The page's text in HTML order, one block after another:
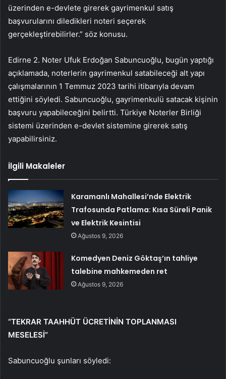
üzerinden e-devlete girerek gayrimenkul satış
başvurularını diledikleri noteri seçerek
gerçekleştirebilirler.” söz konusu.
Edirne 2. Noter Ufuk Erdoğan Sabuncuoğlu, bugün yaptığı
açıklamada, noterlerin gayrimenkul satabileceği alt yapı
çalışmalarının 1 Temmuz 2023 tarihi itibarıyla devam
ettiğini söyledi. Sabuncuoğlu, gayrimenkulü satacak kişinin
başvuru yapabileceğini belirtti. Türkiye Noterler Birliği
sistemi üzerinden e-devlet sistemine girerek satış
yapabilirsiniz.
İlgili Makaleler
Karamanlı Mahallesi’nde Elektrik
Trafosunda Patlama: Kısa Süreli Panik
ve Elektrik Kesintisi
Ağustos 9, 2026
Komedyen Deniz Göktaş’ın tahliye
talebine mahkemeden ret
Ağustos 9, 2026
“TEKRAR TAAHHÜT ÜCRETİNİN TOPLANMASI
MESELESİ”
Sabuncuoğlu şunları söyledi: